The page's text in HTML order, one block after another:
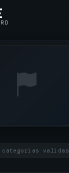
ETAPA NORTE
12/2019
categorias validas